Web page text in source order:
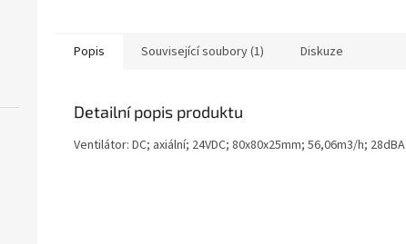
Popis Související soubory (1) Diskuze
Detailní popis produktu
Ventilátor: DC; axiální; 24VDC; 80x80x25mm; 56,06m3/h; 28dBA